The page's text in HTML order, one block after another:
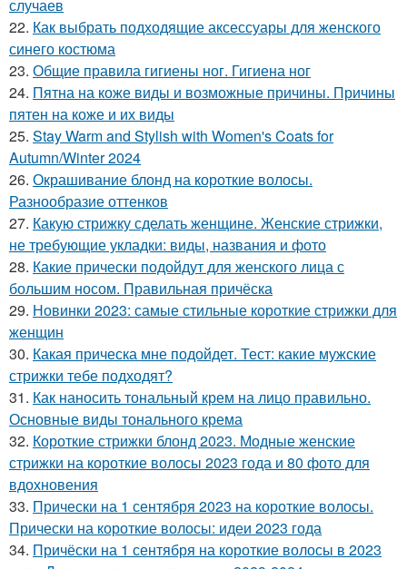
случаев
22. Как выбрать подходящие аксессуары для женского
синего костюма
23. Общие правила гигиены ног. Гигиена ног
24. Пятна на коже виды и возможные причины. Причины
пятен на коже и их виды
25. Stay Warm and Stylish with Women's Coats for
Autumn/Winter 2024
26. Окрашивание блонд на короткие волосы.
Разнообразие оттенков
27. Какую стрижку сделать женщине. Женские стрижки,
не требующие укладки: виды, названия и фото
28. Какие прически подойдут для женского лица с
большим носом. Правильная причёска
29. Новинки 2023: самые стильные короткие стрижки для
женщин
30. Какая прическа мне подойдет. Тест: какие мужские
стрижки тебе подходят?
31. Как наносить тональный крем на лицо правильно.
Основные виды тонального крема
32. Короткие стрижки блонд 2023. Модные женские
стрижки на короткие волосы 2023 года и 80 фото для
вдохновения
33. Прически на 1 сентября 2023 на короткие волосы.
Прически на короткие волосы: идеи 2023 года
34. Причёски на 1 сентября на короткие волосы в 2023